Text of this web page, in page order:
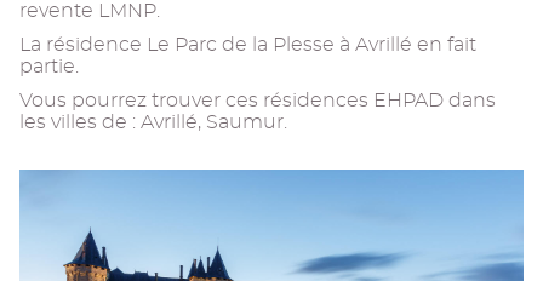
revente LMNP.
La résidence Le Parc de la Plesse à Avrillé en fait
partie.
Vous pourrez trouver ces résidences EHPAD dans
les villes de : Avrillé, Saumur.